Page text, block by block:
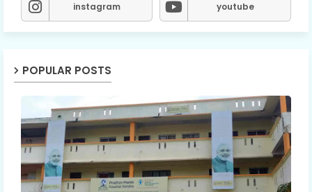
instagram youtube
POPULAR POSTS